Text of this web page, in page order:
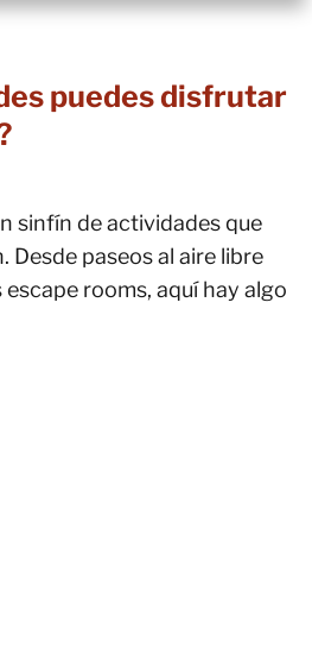
puedes disfrutar
sinfín de actividades que
Desde paseos al aire libre
rooms, aquí hay algo